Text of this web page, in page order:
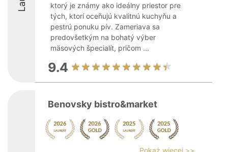
ktorý je známy ako ideálny priestor pre
tých, ktorí oceňujú kvalitnú kuchyňu a
pestrú ponuku pív. Zameriava sa
predovšetkým na bohatý výber
mäsových špecialít, pričom ...
9.4
Benovsky bistro&market
Pokaż więcej >>